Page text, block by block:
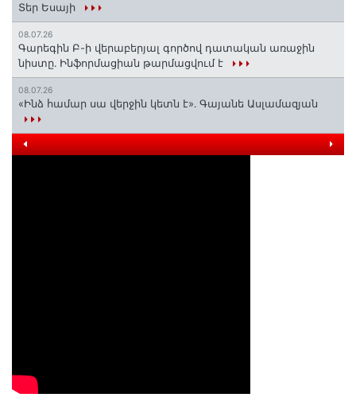
Տեր Եսայի
08.07.26
Գարեգին Բ-ի վերաբերյալ գործով դատական առաջին
նիստը․ Ինֆորմացիան թարմացվում է
08.07.26
«Ինձ համար սա վերջին կետն է»․ Գայանե Ասլամազյան